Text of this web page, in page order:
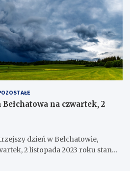
na czwartek, 2
dzień w Bełchatowie,
2 listopada 2023 roku stan…